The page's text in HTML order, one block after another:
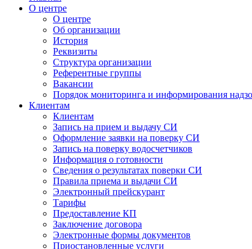
О центре
О центре
Об организации
История
Реквизиты
Структура организации
Референтные группы
Вакансии
Порядок мониторинга и информирования
Клиентам
Клиентам
Запись на прием и выдачу СИ
Оформление заявки на поверку СИ
Запись на поверку водосчетчиков
Информация о готовности
Сведения о результатах поверки СИ
Правила приема и выдачи СИ
Электронный прейскурант
Тарифы
Предоставление КП
Заключение договора
Электронные формы документов
Приостановленные услуги